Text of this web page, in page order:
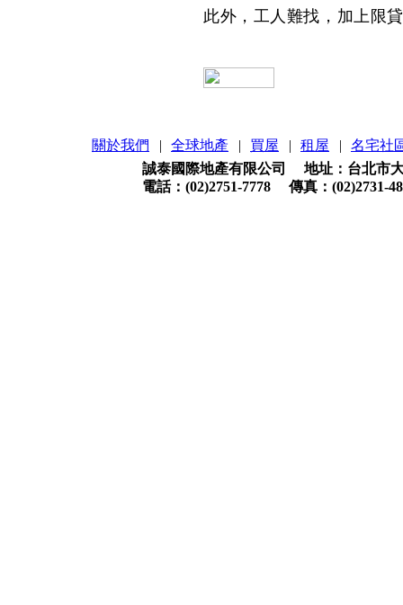
此外，工人難找，加上限
關於我們 | 全球地產 | 買屋 | 租屋 |
名宅社
誠泰國際地產有限公司 地址：台北市
電話：(02)2751-7778 傳真：(02)2731-